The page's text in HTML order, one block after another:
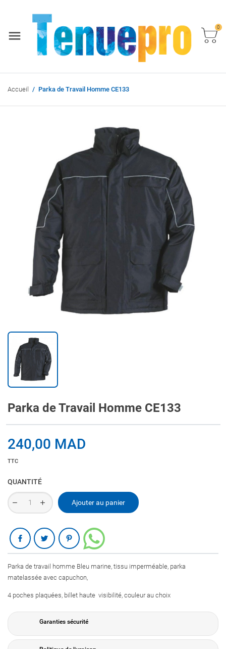
0
Accueil Parka de Travail Homme CE133
Parka de Travail Homme CE133
240,00 MAD
TTC
QUANTITÉ
Ajouter au panier
Partager
Parka de travail homme Bleu marine, tissu imperméable, parka
matelassée avec capuchon,
4 poches plaquées, billet haute visibilité, couleur au choix
Garanties sécurité